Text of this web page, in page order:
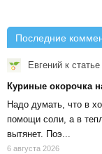
Последние
Евгений к статье
Куриные окорочка
Надо думать, что в
помощи соли, а в
вытянет. Поэ...
6 августа 2026